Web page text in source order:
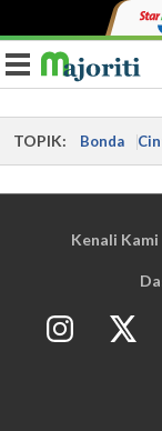
Toggle navigation
TOPIK: Bonda
Kenali Kami